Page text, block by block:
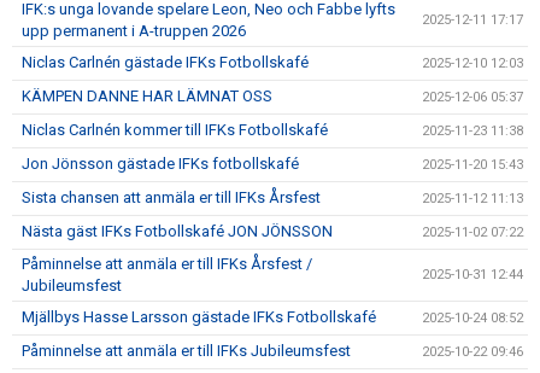
IFK:s unga lovande spelare Leon, Neo och Fabbe lyfts
upp permanent i A-truppen 2026
2025-12-11 17:17
Niclas Carlnén gästade IFKs Fotbollskafé 2025-12-10 12:03
KÄMPEN DANNE HAR LÄMNAT OSS 2025-12-06 05:37
Niclas Carlnén kommer till IFKs Fotbollskafé 2025-11-23 11:38
Jon Jönsson gästade IFKs fotbollskafé 2025-11-20 15:43
Sista chansen att anmäla er till IFKs Årsfest 2025-11-12 11:13
Nästa gäst IFKs Fotbollskafé JON JÖNSSON 2025-11-02 07:22
Påminnelse att anmäla er till IFKs Årsfest /
Jubileumsfest
2025-10-31 12:44
Mjällbys Hasse Larsson gästade IFKs Fotbollskafé 2025-10-24 08:52
Påminnelse att anmäla er till IFKs Jubileumsfest 2025-10-22 09:46